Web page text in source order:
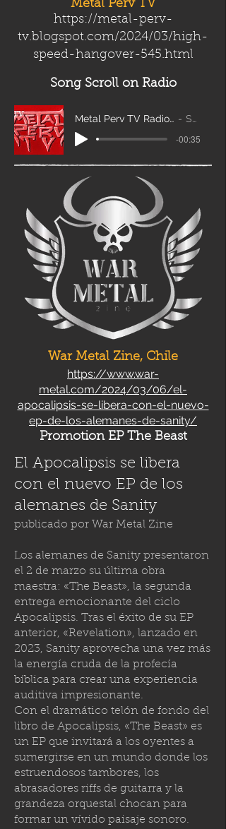
Metal Perv TV
https://metal-perv-
tv.blogspot.com/2024/03/high-
speed-hangover-545.html
Song Scrollon Radio
Metal Perv TV Radio Scroll_edit2 Sanity
-00:35
War Metal Zine, Chile
https://www.war-
metal.com/2024/03/06/el-
apocalipsis-se-libera-con-el-nuevo-
ep-de-los-alemanes-de-sanity/
Promotion EP The Beast
El Apocalipsis se libera
con el nuevo EP de los
alemanes de Sanity
publicado por War Metal Zine
Los alemanes de Sanity presentaron
el 2 de marzo su última obra
maestra: «The Beast», la segunda
entrega emocionante del ciclo
Apocalipsis. Tras el éxito de su EP
anterior, «Revelation», lanzado en
2023, Sanity aprovecha una vez más
la energía cruda de la profecía
bíblica para crear una experiencia
auditiva impresionante.
Con el dramático telón de fondo del
libro de Apocalipsis, «The Beast» es
un EP que invitará a los oyentes a
sumergirse en un mundo donde los
estruendosos tambores, los
abrasadores riffs de guitarra y la
grandeza orquestal chocan para
formar un vívido paisaje sonoro.